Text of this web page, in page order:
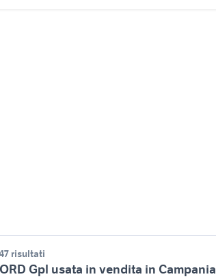
risultati
Gpl usata in vendita in Campania